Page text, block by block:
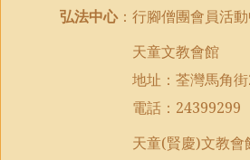
弘法中心：行腳僧團會員活動
天童文教會館
地址：荃灣馬角街
電話： 24399299
天童(賢慶)文教會